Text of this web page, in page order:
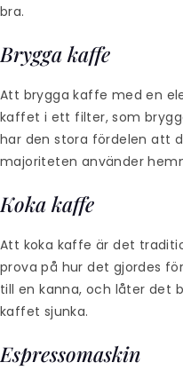
bra.
Brygga kaffe
Att brygga kaffe med en
kaffet i ett filter, som
har den stora fördelen att
majoriteten använder
Koka kaffe
Att koka kaffe är det
prova på hur det gjordes
till en kanna, och låter det
kaffet sjunka.
Espressomaskin